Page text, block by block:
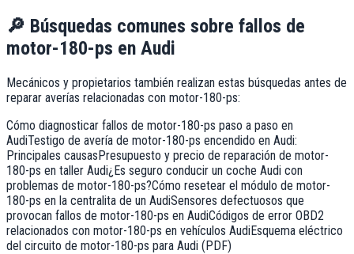
🔎 Búsquedas comunes sobre fallos de
motor-180-ps en Audi
Mecánicos y propietarios también realizan estas búsquedas antes de
reparar averías relacionadas con motor-180-ps:
Cómo diagnosticar fallos de motor-180-ps paso a paso en
AudiTestigo de avería de motor-180-ps encendido en Audi:
Principales causasPresupuesto y precio de reparación de motor-
180-ps en taller Audi¿Es seguro conducir un coche Audi con
problemas de motor-180-ps?Cómo resetear el módulo de motor-
180-ps en la centralita de un AudiSensores defectuosos que
provocan fallos de motor-180-ps en AudiCódigos de error OBD2
relacionados con motor-180-ps en vehículos AudiEsquema eléctrico
del circuito de motor-180-ps para Audi (PDF)